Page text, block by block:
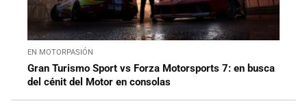
EN MOTORPASIÓN
Gran Turismo Sport vs Forza Motorsports 7: en busca
del cénit del Motor en consolas